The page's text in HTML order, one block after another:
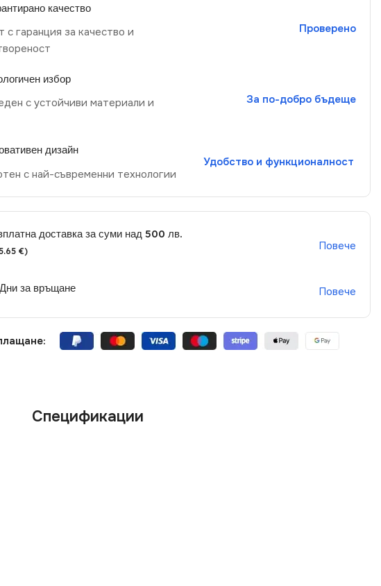
качество
с гаранция за качество и
Проверено
избор
с устойчиви материали и
За по-добро бъдеще
дизайн
с най-съвременни технологии
Удобство и функционалност
доставка за суми над 500 лв.
€) Повече
за връщане Повече
Спецификации